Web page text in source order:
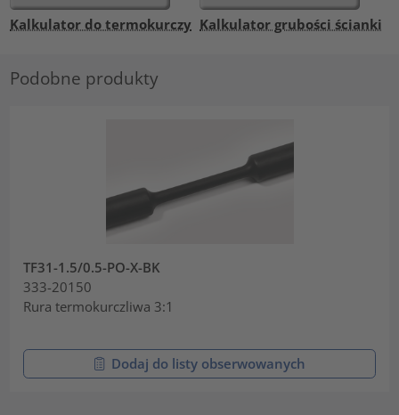
Kalkulator do termokurczy Kalkulator grubości ścianki
Podobne produkty
TF31-1.5/0.5-PO-X-BK
333-20150
Rura termokurczliwa 3:1
Dodaj do listy obserwowanych